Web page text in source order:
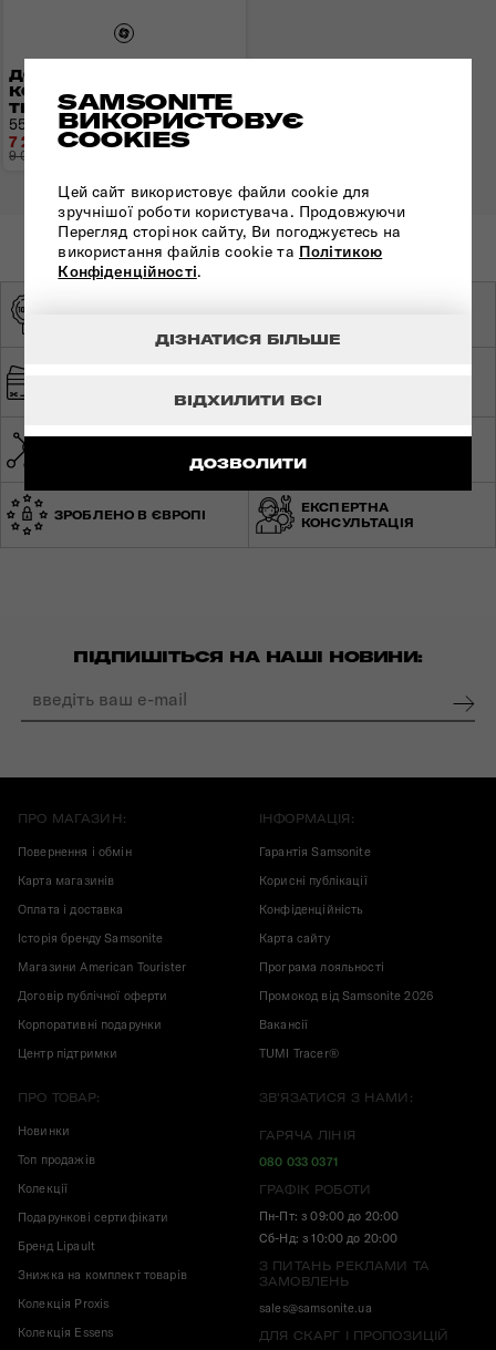
SAMSONITE
ВИКОРИСТОВУЄ
COOKIES
Цей сайт використовує файли cookie для
зручнішої роботи користувача. Продовжуючи
Перегляд сторінок сайту, Ви погоджуєтесь на
використання файлів cookie та Політикою
Конфіденційності.
ДОЗВОЛИТИ
ВІДХИЛИТИ ВСІ
ДІЗНАТИСЯ БІЛЬШЕ
ДОРОЖНЯ СУМКА НА
КОЛЕСАХ URBAN
TRACK DISNEY
55x35x20 см | 2,5 кг | 55 л
7 216 грн
9 020 грн
ДОСТАВКА
ЗРОБЛЕНО В ЄВРОПІ
ЕКСПЕРТНА
КОНСУЛЬТАЦІЯ
ПІДПИШІТЬСЯ НА НАШІ НОВИНИ:
ПРО МАГАЗИН:
Повернення і обмін
Карта магазинів
Оплата і доставка
Історія бренду Samsonite
Магазини American Tourister
Договір публічної оферти
Корпоративні подарунки
Центр підтримки
ІНФОРМАЦІЯ:
Гарантія Samsonite
Корисні публікації
Конфіденційність
Карта сайту
Програма лояльності
Промокод від Samsonite 2026
Вакансії
TUMI Tracer®
ПРО ТОВАР:
Новинки
Топ продажів
Колекції
Подарункові сертифікати
Бренд Lipault
Знижка на комплект товарів
Колекція Proxis
Колекція Essens
ЗВ'ЯЗАТИСЯ З НАМИ:
ГАРЯЧА ЛІНІЯ
080 033 0371
ГРАФІК РОБОТИ
Пн-Пт: з 09:00 до 20:00
Сб-Нд: з 10:00 до 20:00
З ПИТАНЬ РЕКЛАМИ ТА
ЗАМОВЛЕНЬ
sales@samsonite.ua
ДЛЯ СКАРГ І ПРОПОЗИЦІЙ